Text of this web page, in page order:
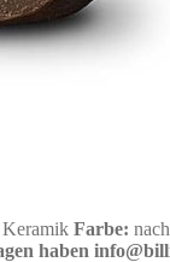
Keramik Farbe:
haben